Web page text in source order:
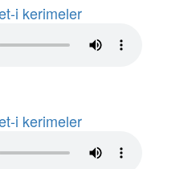
i kerimeler
i kerimeler